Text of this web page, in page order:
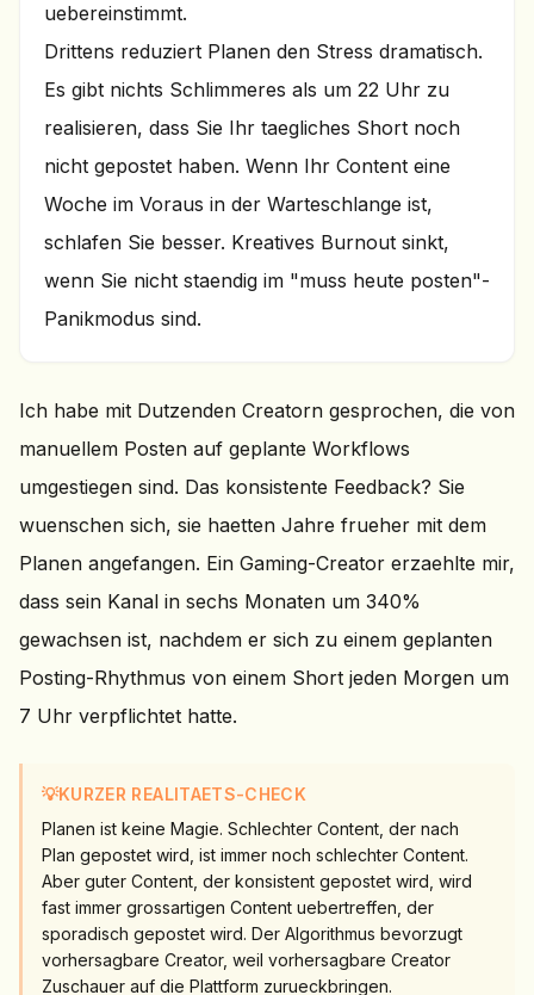
uebereinstimmt.
Drittens reduziert Planen den Stress dramatisch.
Es gibt nichts Schlimmeres als um 22 Uhr zu
realisieren, dass Sie Ihr taegliches Short noch
nicht gepostet haben. Wenn Ihr Content eine
Woche im Voraus in der Warteschlange ist,
schlafen Sie besser. Kreatives Burnout sinkt,
wenn Sie nicht staendig im "muss heute posten"-
Panikmodus sind.
Ich habe mit Dutzenden Creatorn gesprochen, die von
manuellem Posten auf geplante Workflows
umgestiegen sind. Das konsistente Feedback? Sie
wuenschen sich, sie haetten Jahre frueher mit dem
Planen angefangen. Ein Gaming-Creator erzaehlte mir,
dass sein Kanal in sechs Monaten um 340%
gewachsen ist, nachdem er sich zu einem geplanten
Posting-Rhythmus von einem Short jeden Morgen um
7 Uhr verpflichtet hatte.
💡KURZER REALITAETS-CHECK
Planen ist keine Magie. Schlechter Content, der nach
Plan gepostet wird, ist immer noch schlechter Content.
Aber guter Content, der konsistent gepostet wird, wird
fast immer grossartigen Content uebertreffen, der
sporadisch gepostet wird. Der Algorithmus bevorzugt
vorhersagbare Creator, weil vorhersagbare Creator
Zuschauer auf die Plattform zurueckbringen.